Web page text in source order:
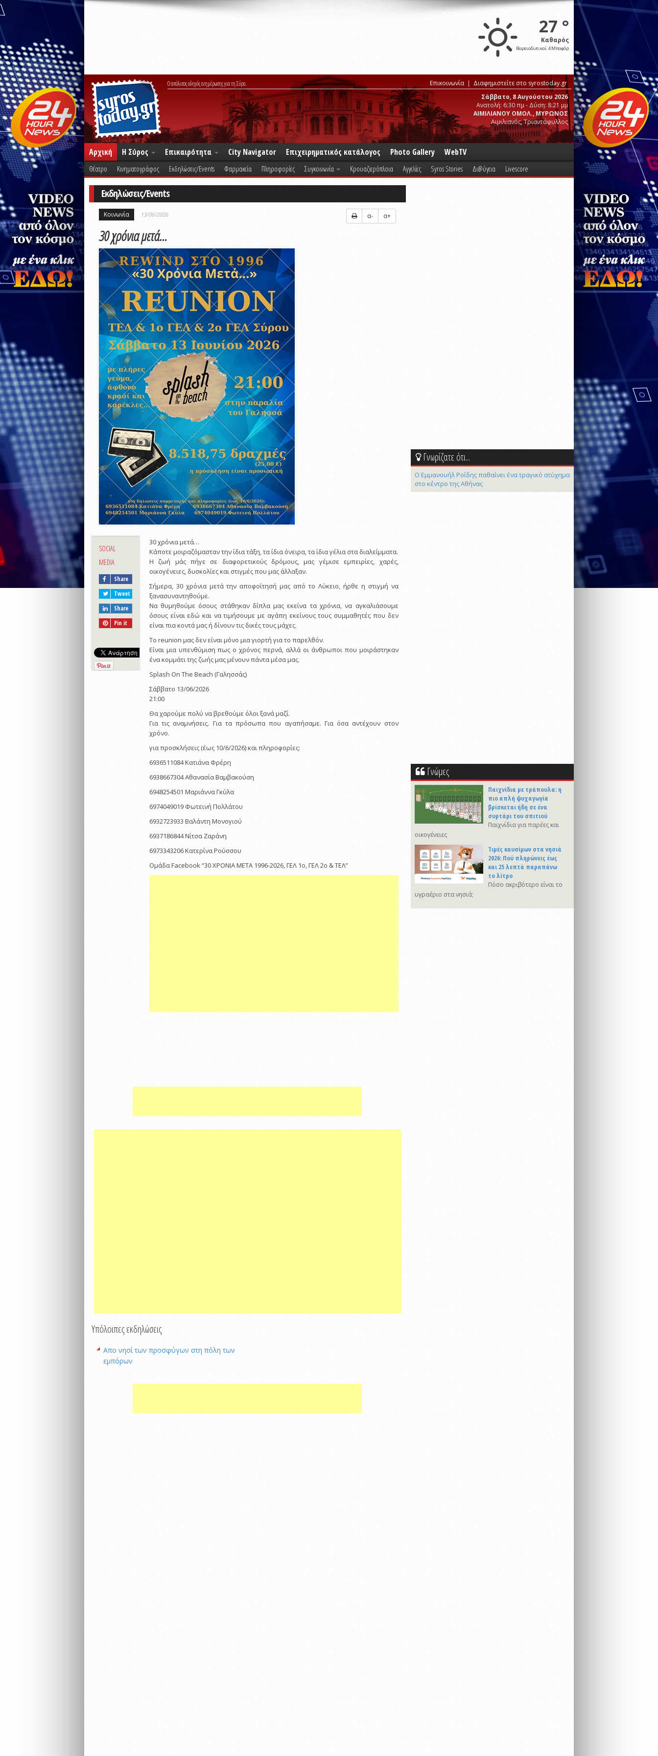
27 °
Καθαρός
Βορειοδυτικοί 4 Μποφόρ
Ο απόλυτος οδηγός ενημέρωσης για τη Σύρο. Επικοινωνία
Διαφημιστείτε στο syrostoday.gr
Σάββατο, 8 Αυγούστου 2026
Ανατολή: 6:30 πμ - Δύση: 8:21 μμ
ΑΙΜΙΛΙΑΝΟΥ ΟΜΟΛ., ΜΥΡΩΝΟΣ
Αιμιλιανός, Τριαντάφυλλος
Αρχική Η Σύρος Επικαιρότητα City Navigator Επιχειρηματικός κατάλογος Photo Gallery WebTV
Θέατρο Κινηματογράφος Εκδηλώσεις/Events Φαρμακεία Πληροφορίες Συγκοινωνία Κρουαζιερόπλοια Αγγελίες Syros Stories Δι@ύγεια Livescore
Εκδηλώσεις/Events
Κοινωνία 13/06/2026 α- α+
30 χρόνια μετά…
SOCIAL
MEDIA
Share
Tweet
Share
Pin it
30 χρόνια μετά…
Κάποτε μοιραζόμασταν την ίδια τάξη, τα ίδια όνειρα, τα ίδια γέλια στα διαλείμματα.
Η ζωή μάς πήγε σε διαφορετικούς δρόμους, μας γέμισε εμπειρίες, χαρές,
οικογένειες, δυσκολίες και στιγμές που μας άλλαξαν.
Σήμερα, 30 χρόνια μετά την αποφοίτησή μας από το Λύκειο, ήρθε η στιγμή να
ξανασυναντηθούμε.
Να θυμηθούμε όσους στάθηκαν δίπλα μας εκείνα τα χρόνια, να αγκαλιάσουμε
όσους είναι εδώ και να τιμήσουμε με αγάπη εκείνους τους συμμαθητές που δεν
είναι πια κοντά μας ή δίνουν τις δικές τους μάχες.
Το reunion μας δεν είναι μόνο μια γιορτή για το παρελθόν.
Είναι μια υπενθύμιση πως ο χρόνος περνά, αλλά οι άνθρωποι που μοιράστηκαν
ένα κομμάτι της ζωής μας μένουν πάντα μέσα μας.
Splash On The Beach (Γαλησσάς)
Σάββατο 13/06/2026
21:00
Θα χαρούμε πολύ να βρεθούμε όλοι ξανά μαζί.
Για τις αναμνήσεις. Για τα πρόσωπα που αγαπήσαμε. Για όσα αντέχουν στον
χρόνο.
για προσκλήσεις (έως 10/6/2026) και πληροφορίες:
6936511084 Κατιάνα Φρέρη
6938667304 Αθανασία Βαμβακούση
6948254501 Μαριάννα Γκύλα
6974049019 Φωτεινή Πολλάτου
6932723933 Βαλάντη Μονογιού
6937186844 Νίτσα Ζαράνη
6973343206 Κατερίνα Ρούσσου
Ομάδα Facebook “30 ΧΡΟΝΙΑ ΜΕΤΑ 1996-2026, ΓΕΛ 1ο, ΓΕΛ 2ο & ΤΕΛ”
Υπόλοιπες εκδηλώσεις
Απο νησί των προσφύγων στη πόλη των
εμπόρων
Γνωρίζατε ότι...
Ο Εμμανουήλ Ροΐδης παθαίνει ένα τραγικό ατύχημα
στο κέντρο της Αθήνας
Γνώμες
Παιχνίδια με τράπουλα: η
πιο απλή ψυχαγωγία
βρίσκεται ήδη σε ένα
συρτάρι του σπιτιού
Παιχνίδια για παρέες και
οικογένειες
Τιμές καυσίμων στα νησιά
2026: Πού πληρώνεις έως
και 25 λεπτά παραπάνω
το λίτρο
Πόσο ακριβότερο είναι το
υγραέριο στα νησιά;